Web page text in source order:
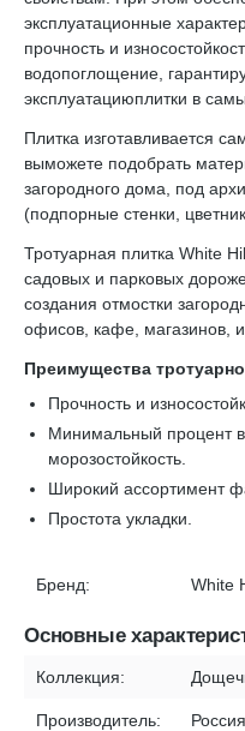
эксплуатационные
прочность и
водопоглощение,
эксплуатациюплитки в
Плитка изготавливается
выможете подобрать
загородного дома, под
(подпорные стенки,
Тротуарная плитка White
садовых и парковых
создания отмостки
офисов, кафе, магазинов, и
Преимущества
Прочность и
Минимальный процент
морозостойкость.
Широкий ассортимент
Простота укладки.
Бренд: White
Основные
Коллекция:
Производитель: Россия